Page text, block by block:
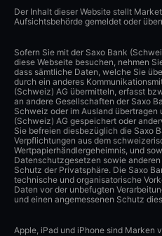
Der Inhalt dieser Website stellt
Aufsichtsbehörde gemeldet oder
Sofern Sie mit der Saxo Bank
diese Webseite besuchen, nehmen
dass sämtliche Daten, welche Sie
durch ein anderes
(Schweiz) AG übermitteln, erfasst
an andere Gesellschaften der Saxo
Schweiz oder im Ausland übertragen
(Schweiz) AG gespeichert oder
Sie befreien diesbezüglich die Saxo
Verpflichtungen aus dem
Wertpapierhändlergeheimnis, und
Datenschutzgesetzen sowie
Schutz der Privatsphäre. Die Saxo
technische und organisatorische
Daten vor der unbefugten
und einen angemessenen Schutz
Apple, iPad und iPhone sind Marken